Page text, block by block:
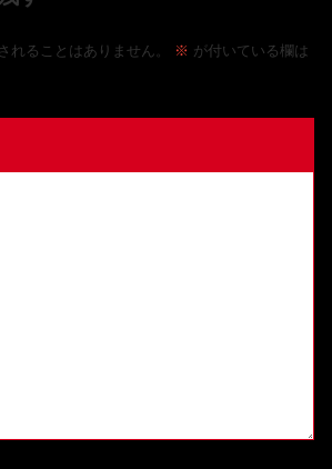
れることはありません。 ※ が付いている欄は